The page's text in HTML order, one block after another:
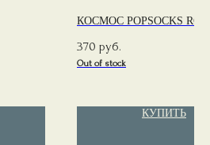
КОСМОС POPSOCKS
370 руб.
Out of stock
КУПИТЬ